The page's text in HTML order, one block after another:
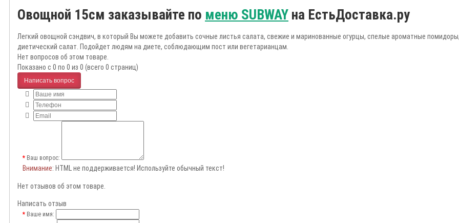
Овощной 15см заказывайте по меню SUBWAY на ЕстьДоставка.ру
Легкий овощной сэндвич, в который Вы можете добавить сочные листья салата, свежие и маринованные огурцы, спелые ароматные
диетический салат. Подойдет людям на диете, соблюдающим пост или вегетарианцам.
Нет вопросов об этом товаре.
Показано с 0 по 0 из 0 (всего 0 страниц)
Написать вопрос
Ваш вопрос:
Внимание: HTML не поддерживается! Используйте обычный текст!
Нет отзывов об этом товаре.
Написать отзыв
Ваше имя: